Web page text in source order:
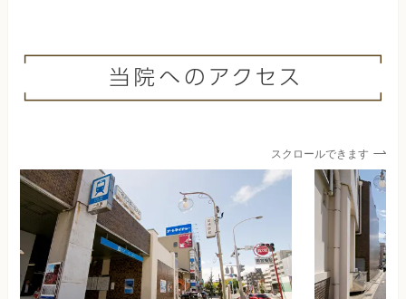
スクロールできます